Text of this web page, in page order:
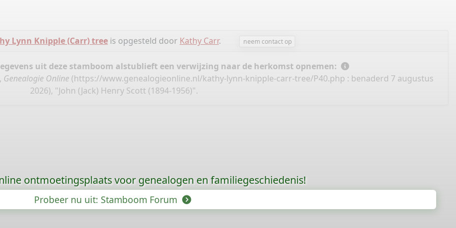
Lynn Knipple (Carr) treeis opgesteld door Kathy Carr. neem contact op
uit deze stamboom alstublieft een verwijzing naar de herkomst opnemen:
Genealogie Online (https://www.genealogieonline.nl/kathy-lynn-knipple-carr-tree/P40.php : benaderd 7 augustus
2026), "John (Jack) Henry Scott (1894-1956)".
ontmoetingsplaats voor genealogen en familiegeschiedenis!
Probeer nu uit: Stamboom Forum